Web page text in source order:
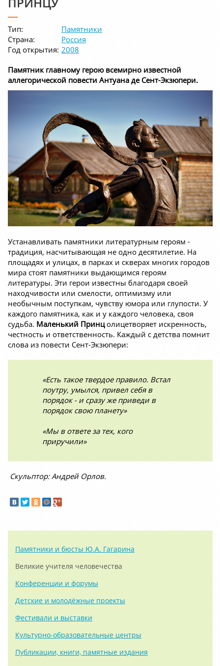
Тип:
Памятники
Страна:
Россия
Год открытия: 2008
Памятник главному герою всемирно известной
аллегорической повести Антуана де Сент-Экзюпери.
Устанавливать памятники литературным героям -
традиция, насчитывающая не одно десятилетие. На
площадях и улицах, в парках и скверах многих городов
мира стоят памятники выдающимся героям
литературы. Эти герои известны благодаря своей
находчивости или смелости, оптимизму или
необычным поступкам, чувству юмора или глупости. У
каждого памятника, как и у каждого человека, своя
судьба. Маленький Принцолицетворяет искренность,
честность и ответственность. Каждый с детства помнит
слова из повести Сент-Экзюпери:
«Есть такое твердое правило. Встал
поутру, умылся, привел себя в
порядок - и сразу же приведи в
порядок свою планету»
«Мы в ответе за тех, кого
приручили»
Скульптор: Андрей Орлов.
Памятники и бюсты Ю.А. Гагарина
Великие учителя человечества
Конференции и форумы
Детские и молодёжные проекты
Фестивали и выставки
Культурно-образовательные центры
Публикации, книги, памятные издания